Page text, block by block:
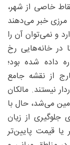
خاصی از شهر،
مرزی خبر می‌دهند
و نمی‌توان آن را
در خانه‌هایی رخ
داده شده بود؛
از نقشه جامع
نیستند. مالکان
می‌شد، حال با
جلوگیری از زیان
قیمت پایین‌تر